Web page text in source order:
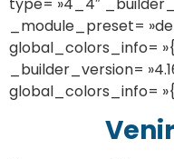
_module_preset=
global_colors_info=
_builder_version=
global_colors_info=